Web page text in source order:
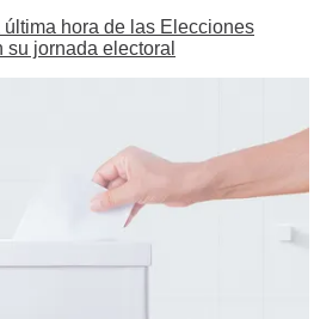
hora de las Elecciones
jornada electoral